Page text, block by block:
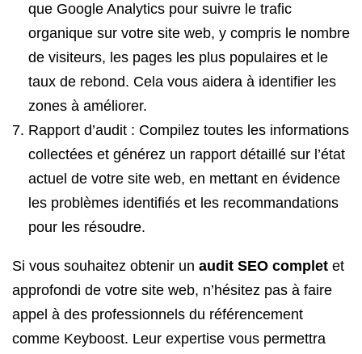
que Google Analytics pour suivre le trafic
organique sur votre site web, y compris le nombre
de visiteurs, les pages les plus populaires et le
taux de rebond. Cela vous aidera à identifier les
zones à améliorer.
Rapport d’audit : Compilez toutes les informations
collectées et générez un rapport détaillé sur l’état
actuel de votre site web, en mettant en évidence
les problèmes identifiés et les recommandations
pour les résoudre.
Si vous souhaitez obtenir un audit SEO complet et
approfondi de votre site web, n’hésitez pas à faire
appel à des professionnels du référencement
comme Keyboost. Leur expertise vous permettra